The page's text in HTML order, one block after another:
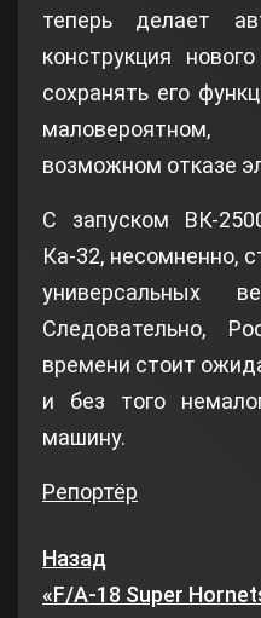
теперь делает
конструкция
сохранять его
маловероятном,
возможном отказе
С запуском ВК-
Ка-32, несомненно,
универсальных
Следовательно,
времени стоит
и без того
машину.
Репортёр
Назад
«F/A-18 Super